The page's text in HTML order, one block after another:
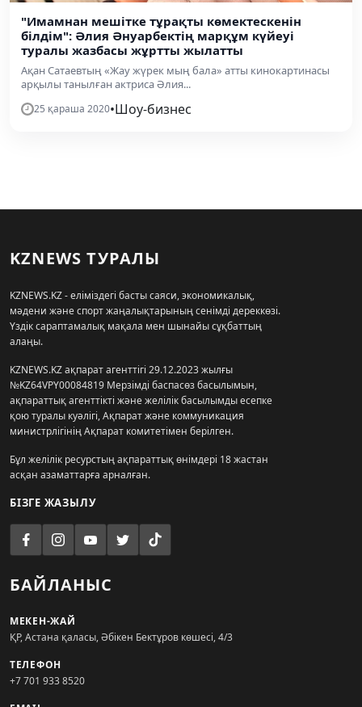
"Имамнан мешітке тұрақты көмектескенін
білдім": Әлия Әнуарбектің марқұм күйеуі
туралы жазбасы жұртты жылатты
Ақан Сатаевтың «Жау жүрек мың бала» атты кинокартинасы
арқылы танылған актриса Әлия...
25 қараша 2020•Шоу-бизнес
KZNEWS ТУРАЛЫ
KZNEWS.KZ - еліміздегі басты саяси, экономикалық,
мәдени және спорт жаңалықтарының сенімді дереккөзі.
Үздік сараптамалық мақала мен шынайы сұқбаттың
алаңы.
KZNEWS.KZ ақпарат агенттігі 29.12.2023 жылғы
№KZ64VPY00084819 Мерзімді баспасөз басылымын,
ақпараттық агенттікті және желілік басылымды есепке
қою туралы куәлігі, Ақпарат және коммуникация
министрлігінің Ақпарат комитетімен берілген.
Бұл желілік ресурстың ақпараттық өнімдері 18 жастан
асқан азаматтарға арналған.
БІЗГЕ ЖАЗЫЛУ
БАЙЛАНЫС
МЕКЕН-ЖАЙ
ҚР, Астана қаласы, Әбікен Бектұров көшесі, 4/3
ТЕЛЕФОН
+7 701 933 8520